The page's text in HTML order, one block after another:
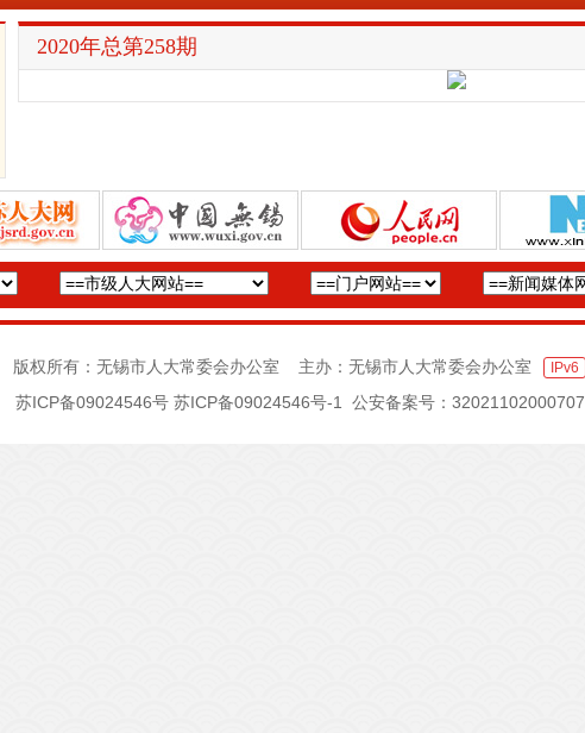
2020年总第258期
版权所有：无锡市人大常委会办公室 主办：无锡市人大常委会办公室 IPv6
苏ICP备09024546号 苏ICP备09024546号-1 公安备案号：32021102000707